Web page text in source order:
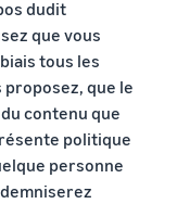
dudit
que vous
tous les
que le
contenu que
politique
personne